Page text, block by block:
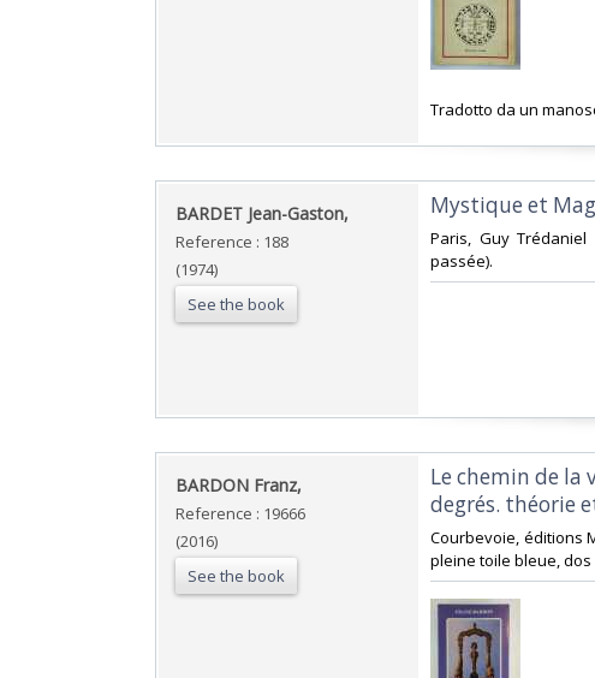
‎Tradotto da un
‎BARDET Jean-Gaston,‎
Reference : 188
(1974)
See the book
‎Mystique et
‎Paris, Guy Trédaniel
passée).‎
‎BARDON Franz,‎
Reference : 19666
(2016)
See the book
‎Le chemin de
degrés. théorie
‎Courbevoie, éditions
pleine toile bleue,